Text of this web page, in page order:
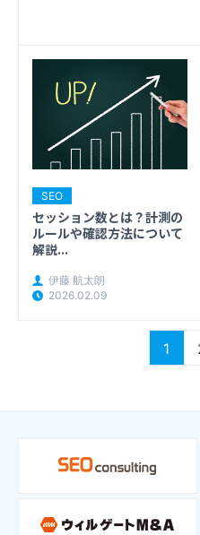
SEO
セッション数とは？計測の
ルールや確認方法について
解説...
伊藤 航太朗
2026.02.09
1